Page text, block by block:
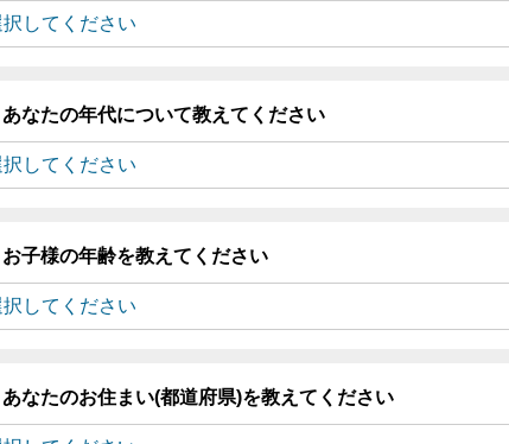
あなたの年代について教えてください
お子様の年齢を教えてください
あなたのお住まい(都道府県)を教えてください